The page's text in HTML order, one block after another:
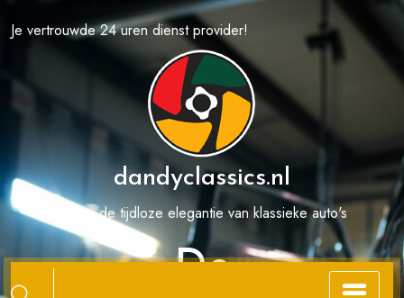
naar
inhoud
Je vertrouwde 24 uren dienst provider!
dandyclassics.nl
Ervaar de tijdloze elegantie van klassieke auto's
De